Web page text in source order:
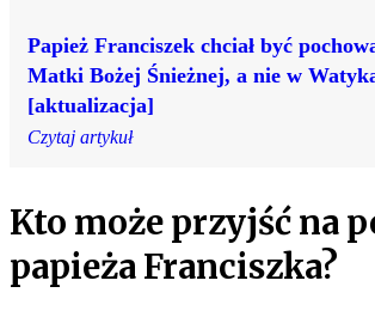
Papież Franciszek chciał być
Matki Bożej Śnieżnej, a nie w
[aktualizacja]
Czytaj artykuł
Kto może przyjść na
papieża Franciszka?